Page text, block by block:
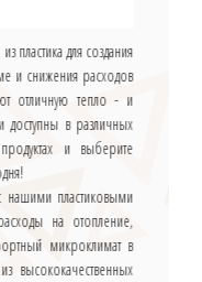
пластика для создания
и снижения расходов
отличную тепло - и
доступны в различных
и выберите
нашими пластиковыми
на отопление,
микроклимат в
высококачественных